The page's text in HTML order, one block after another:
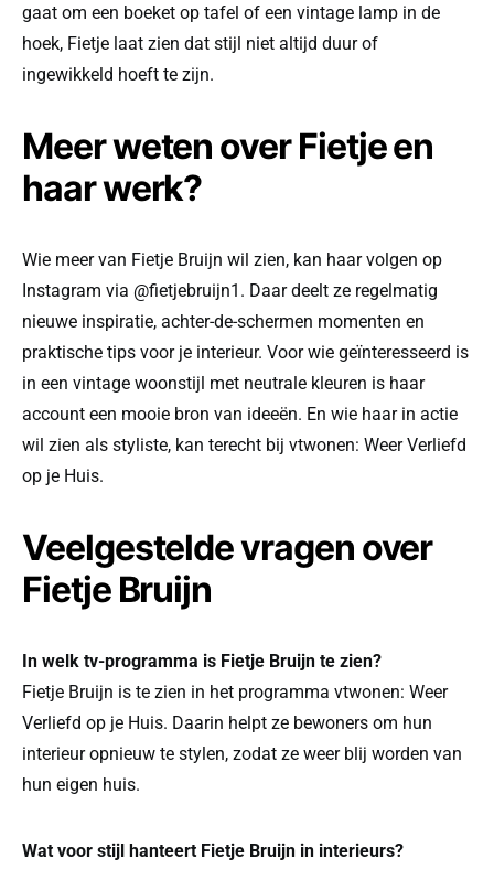
gaat om een boeket op tafel of een vintage lamp in de
hoek, Fietje laat zien dat stijl niet altijd duur of
ingewikkeld hoeft te zijn.
Meer weten over Fietje en
haar werk?
Wie meer van Fietje Bruijn wil zien, kan haar volgen op
Instagram via @fietjebruijn1. Daar deelt ze regelmatig
nieuwe inspiratie, achter-de-schermen momenten en
praktische tips voor je interieur. Voor wie geïnteresseerd is
in een vintage woonstijl met neutrale kleuren is haar
account een mooie bron van ideeën. En wie haar in actie
wil zien als styliste, kan terecht bij vtwonen: Weer Verliefd
op je Huis.
Veelgestelde vragen over
Fietje Bruijn
In welk tv-programma is Fietje Bruijn te zien?
Fietje Bruijn is te zien in het programma vtwonen: Weer
Verliefd op je Huis. Daarin helpt ze bewoners om hun
interieur opnieuw te stylen, zodat ze weer blij worden van
hun eigen huis.
Wat voor stijl hanteert Fietje Bruijn in interieurs?